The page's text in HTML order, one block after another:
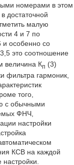
номерами в этом
достаточной
малую
4 и 7 по
и особенно со
это соотношение
величина Кп (3)
фильтра гармоник,
того,
с обычными
ФНЧ,
настройки
КСВ на каждой